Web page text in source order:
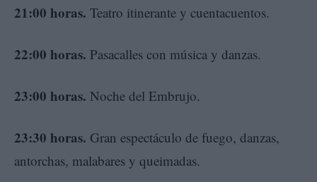
21:00 horas. Teatro itinerante y cuentacuentos.
22:00 horas. Pasacalles con música y danzas.
23:00 horas. Noche del Embrujo.
23:30 horas. Gran espectáculo de fuego, danzas,
antorchas, malabares y queimadas.